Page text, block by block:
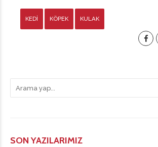
KEDİ KÖPEK KULAK
SON YAZILARIMIZ